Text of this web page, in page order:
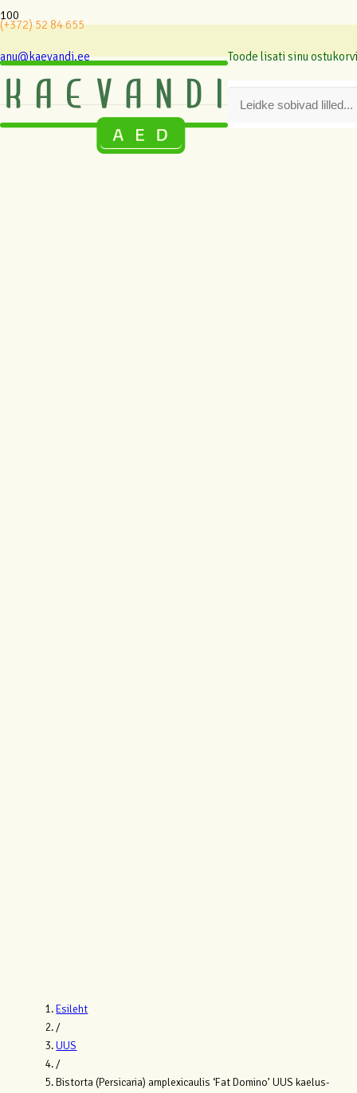
(+372) 52 84 655
anu@kaevandi.ee Toodelisati sinu
Esileht
/
UUS
/
Bistorta (Persicaria) amplexicaulis ‘Fat Domino’ UUS kaelus-